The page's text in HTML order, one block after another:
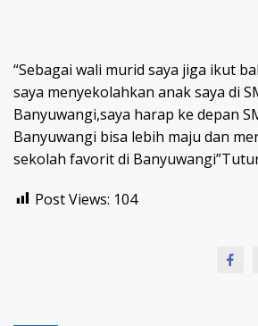
“Sebagai wali murid saya jiga ikut
saya menyekolahkan anak saya di
Banyuwangi,saya harap ke depan
Banyuwangi bisa lebih maju dan
sekolah favorit di
Post Views: 104